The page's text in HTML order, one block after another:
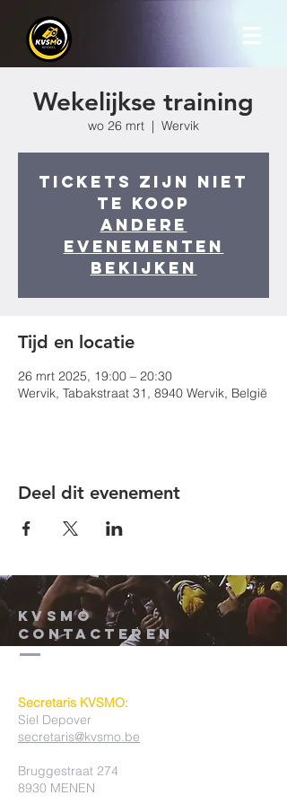
Wekelijkse training
wo 26 mrt
  |
Wervik
Tickets zijn niet
te koop
Andere
evenementen
bekijken
Tijd en locatie
26 mrt 2025, 19:00 – 20:30
Wervik, Tabakstraat 31, 8940 Wervik, België
Deel dit evenement
KVSMO
contacteren
Secretaris KVSMO:
Siel Depover
secretaris@kvsmo.be
Bruggestraat 274
8930 MENEN